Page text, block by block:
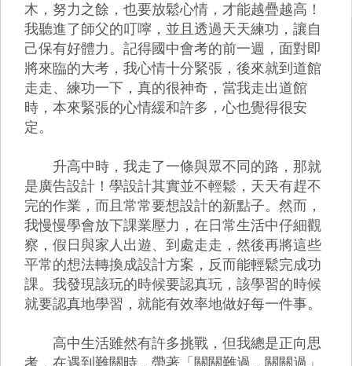
木，努力之餘，也要放鬆心情，才能越疊越高！
我聽進了師父的叮嚀，並且透過天天練功，讓自
己保有好體力。記得國中會考的前一週，面對即
將來臨的大考，我心情十分緊張，後來就到道館
走走、練功一下，真的很神奇，當我走出道館
時，本來緊張的心情緩和許多，心也覺得很安
定。
升高中時，我走了一條與眾不同的路，那就
是廣告設計！學設計其實並不輕鬆，天天有趕不
完的作業，而且常常要想設計的新點子。然而，
我慢慢學會放下課業壓力，在日常生活中仔細觀
察，假日與家人出遊、到處走走，然後再將這些
平常的想法轉換成設計方案，反而能輕鬆完成功
課。我發現該玩的時候要認真玩，該學習的時候
就要認真地學習，就能有效率地做好每一件事。
高中生活雖然有許多挑戰，但我總是正向思
考，在遇到難關時，帶著「關關難過，關關過」